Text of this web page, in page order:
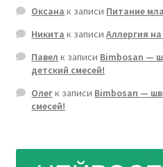
Оксана к записи Питание
Никита к записиАллергия
Павел к записи Bimbosan —
детский смесей!
Олегк записи Bimbosan —
смесей!